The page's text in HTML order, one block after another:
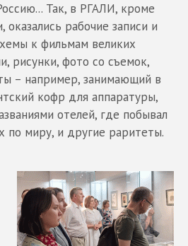
Так, в РГАЛИ, кроме
оказались рабочие записи и
к фильмам великих
рисунки, фото со съемок,
– например, занимающий в
кофр для аппаратуры,
отелей, где побывал
по миру, и другие раритеты.